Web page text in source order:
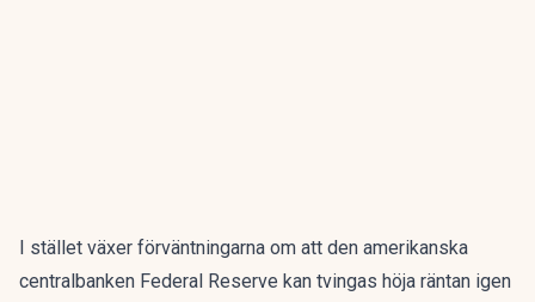
I stället växer förväntningarna om att den amerikanska
centralbanken Federal Reserve kan tvingas höja räntan igen